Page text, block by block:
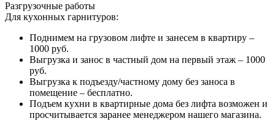
Разгрузочные работы
Для кухонных гарнитуров:
Поднимем на грузовом лифте и занесем в квартиру –
1000 руб.
Выгрузка и занос в частный дом на первый этаж – 1000
руб.
Выгрузка к подъезду/частному дому без заноса в
помещение – бесплатно.
Подъем кухни в квартирные дома без лифта возможен и
просчитывается заранее менеджером нашего магазина.